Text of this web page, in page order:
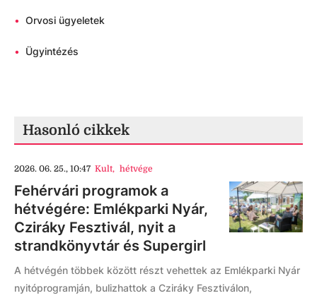
• Orvosi ügyeletek
• Ügyintézés
Hasonló cikkek
2026. 06. 25., 10:47 Kult, hétvége
Fehérvári programok a
hétvégére: Emlékparki Nyár,
Cziráky Fesztivál, nyit a
strandkönyvtár és Supergirl
A hétvégén többek között részt vehettek az Emlékparki Nyár
nyitóprogramján, bulizhattok a Cziráky Fesztiválon,